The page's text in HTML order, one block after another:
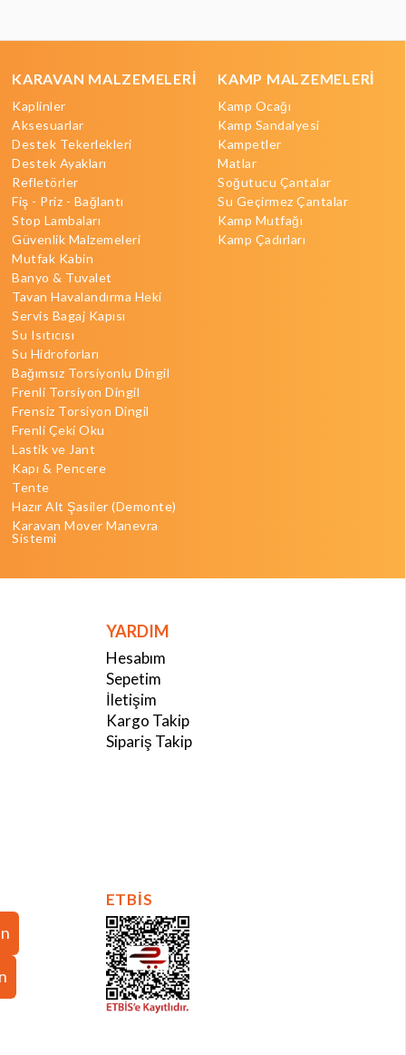
KARAVAN MALZEMELERİ
Kaplinler
Aksesuarlar
Destek Tekerlekleri
Destek Ayakları
Refletörler
Fiş - Priz - Bağlantı
Stop Lambaları
Güvenlik Malzemeleri
Mutfak Kabin
Banyo & Tuvalet
Tavan Havalandırma Heki
Servis Bagaj Kapısı
Su Isıtıcısı
Su Hidroforları
Bağımsız Torsiyonlu Dingil
Frenli Torsiyon Dingil
Frensiz Torsiyon Dingil
Frenli Çeki Oku
Lastik ve Jant
Kapı & Pencere
Tente
Hazır Alt Şasiler (Demonte)
Karavan Mover Manevra
Sistemi
KAMP MALZEMELERİ
Kamp Ocağı
Kamp Sandalyesi
Kampetler
Matlar
Soğutucu Çantalar
Su Geçirmez Çantalar
Kamp Mutfağı
Kamp Çadırları
YARDIM
Hesabım
Sepetim
İletişim
Kargo Takip
Sipariş Takip
ETBİS